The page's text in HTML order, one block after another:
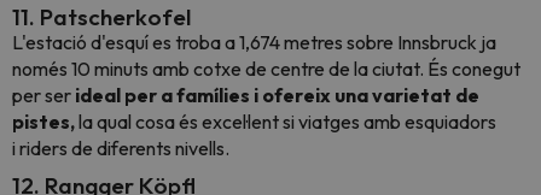
11. Patscherkofel
L'estació d'esquí es troba a 1,674 metres sobre Innsbruck ja
només 10 minuts amb cotxe de centre de la ciutat. És conegut
per ser ideal per a famílies i ofereix una varietat de
pistes,la qual cosa és excel·lent si viatges amb esquiadors
i riders de diferents nivells.
12. Rangger Köpfl